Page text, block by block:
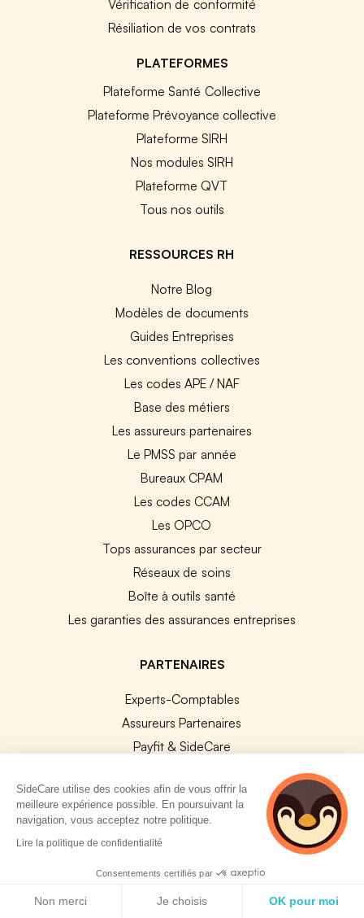
Vérification de conformité
Résiliation de vos contrats
PLATEFORMES
Plateforme Santé Collective
Plateforme Prévoyance collective
Plateforme SIRH
Nos modules SIRH
Plateforme QVT
Tous nos outils
RESSOURCES RH
Notre Blog
Modèles de documents
Guides Entreprises
Les conventions collectives
Les codes APE / NAF
Base des métiers
Les assureurs partenaires
Le PMSS par année
Bureaux CPAM
Les codes CCAM
Les OPCO
Tops assurances par secteur
Réseaux de soins
Boîte à outils santé
Les garanties des assurances entreprises
PARTENAIRES
Experts-Comptables
Assureurs Partenaires
Payfit & SideCare
Nibelis & SideCare
Livi & SideCare
Lianeli & SideCare
API & INTEGRATIONS
API SideCare
SideCare utilise des cookies afin de vous offrir la
meilleure expérience possible. En poursuivant la
navigation, vous acceptez notre politique.
Lire la politique de confidentialité
Consentements certifiés par
Non merci Je choisis OK pour moi
2 personnes
consultent
actuellement cette